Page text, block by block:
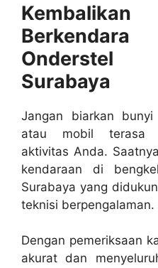
Kembalikan
Surabaya
Jangan biarkan
atau mobil terasa
aktivitas Anda.
kendaraan di
Surabaya yang
teknisi berpengalaman.
Dengan pemeriksaan
akurat dan